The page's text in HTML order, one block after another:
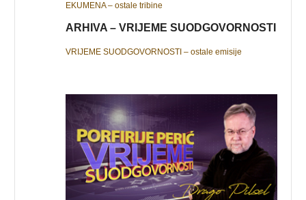
EKUMENA – ostale tribine
ARHIVA – VRIJEME SUODGOVORNOSTI
VRIJEME SUODGOVORNOSTI – ostale emisije